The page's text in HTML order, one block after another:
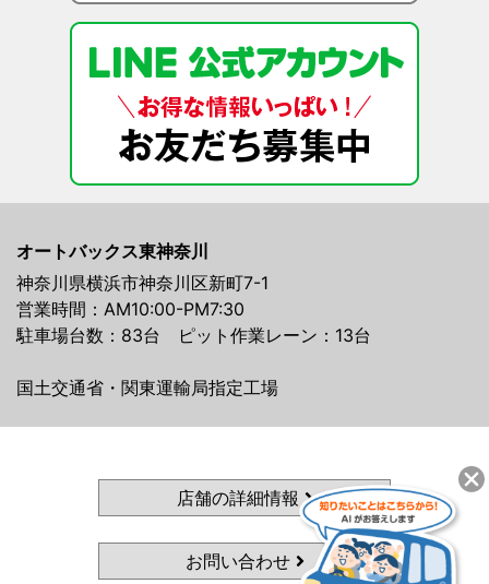
オートバックス東神奈川
神奈川県横浜市神奈川区新町7-1
営業時間：AM10:00-PM7:30
駐車場台数：83台 ピット作業レーン：13台
国土交通省・関東運輸局指定工場
店舗の詳細情報
お問い合わせ